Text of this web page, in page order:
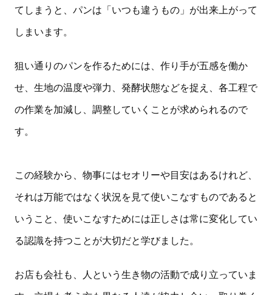
てしまうと、パンは「いつも違うもの」が出来上がって
しまいます。
狙い通りのパンを作るためには、作り手が五感を働か
せ、生地の温度や弾力、発酵状態などを捉え、各工程で
の作業を加減し、調整していくことが求められるので
す。
この経験から、物事にはセオリーや目安はあるけれど、
それは万能ではなく状況を見て使いこなすものであると
いうこと、使いこなすためには正しさは常に変化してい
る認識を持つことが大切だと学びました。
お店も会社も、人という生き物の活動で成り立っていま